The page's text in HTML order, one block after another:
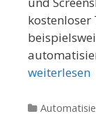
kostenloser
weiterlesen
Kategorien